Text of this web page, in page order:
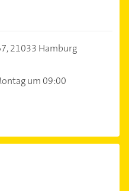
21033 Hamburg
um 09:00